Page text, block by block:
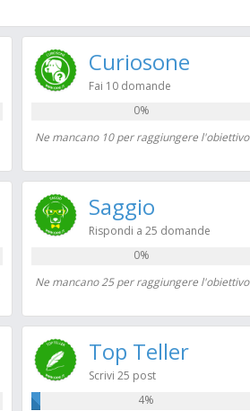
Curiosone
Fai 10 domande
0%
Ne mancano 10 per raggiungere l'obiettivo
Saggio
Rispondi a 25 domande
0%
Ne mancano 25 per raggiungere l'obiettivo
Top Teller
Scrivi 25 post
4%